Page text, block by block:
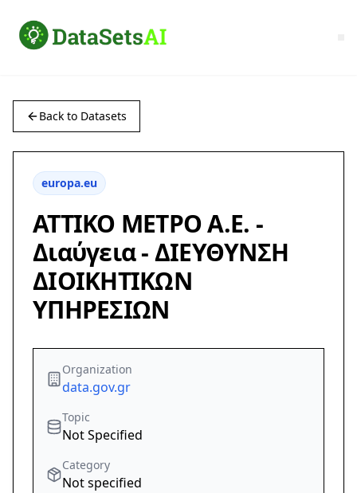
Back to Datasets
europa.eu
ΑΤΤΙΚΟ ΜΕΤΡΟ Α.Ε. -
Διαύγεια - ΔΙΕΥΘΥΝΣΗ
ΔΙΟΙΚΗΤΙΚΩΝ
ΥΠΗΡΕΣΙΩΝ
Organization
data.gov.gr
Topic
Not Specified
Category
Not specified